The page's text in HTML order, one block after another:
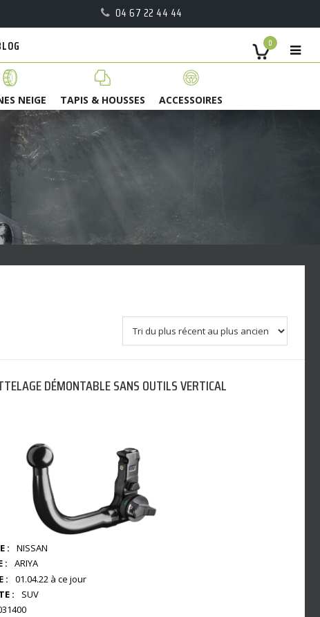
04 67 22 44 44
0
NEIGE TAPIS & HOUSSES ACCESSOIRES
DÉMONTABLE SANS OUTILS VERTICAL
:
NISSAN
:
ARIYA
:
01.04.22 à ce jour
:
SUV